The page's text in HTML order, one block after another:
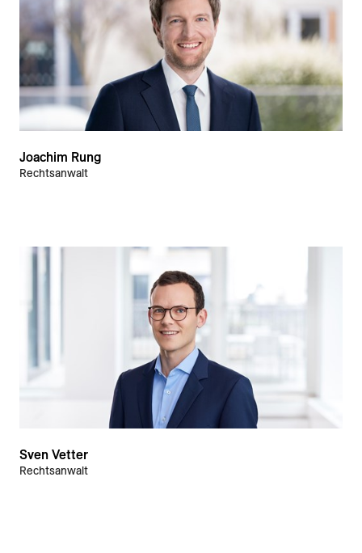
Joachim Rung
Rechtsanwalt
Sven Vetter
Rechtsanwalt